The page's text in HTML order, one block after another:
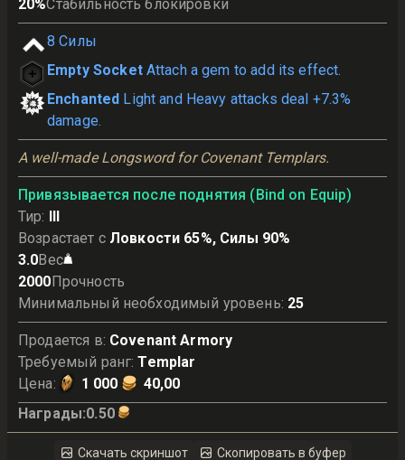
20%Стабильность блокировки
8 Силы
Empty Socket Attach a gem to add its effect.
Enchanted Light and Heavy attacks deal +7.3%
damage.
A well-made Longsword for Covenant Templars.
Привязывается после поднятия (Bind on Equip)
Тир: III
Возрастает с Ловкости 65%, Силы 90%
3.0Вес
2000Прочность
Минимальный необходимый уровень: 25
Продается в: Covenant Armory
Требуемый ранг: Templar
Цена: 1 000
40,00
Награды:0.50
Скачать скриншот Скопировать в буфер